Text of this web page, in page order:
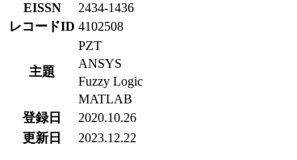
EISSN
2434-1436
レコードID 4102508
主題
PZT
ANSYS
Fuzzy Logic
MATLAB
登録日
2020.10.26
更新日
2023.12.22